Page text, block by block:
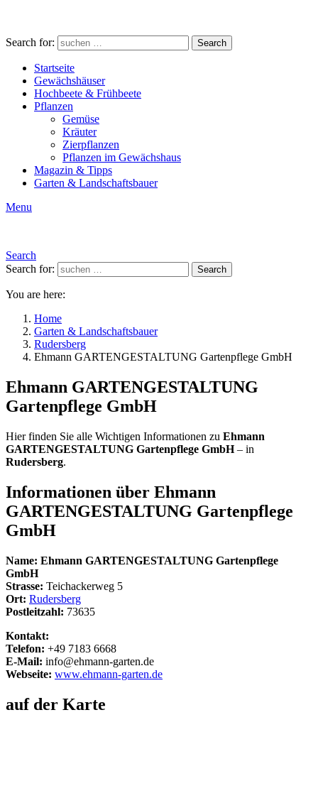
Search for: Search
Startseite
Gewächshäuser
Hochbeete & Frühbeete
Pflanzen
Gemüse
Kräuter
Zierpflanzen
Pflanzen im Gewächshaus
Magazin & Tipps
Garten & Landschaftsbauer
Menu
Search
Search for:
Search
You are here:
Home
Garten & Landschaftsbauer
Rudersberg
Ehmann GARTENGESTALTUNG Gartenpflege GmbH
Ehmann GARTENGESTALTUNG
Gartenpflege GmbH
Hier finden Sie alle Wichtigen Informationen zu Ehmann
GARTENGESTALTUNG Gartenpflege GmbH– in
Rudersberg.
Informationen über Ehmann
GARTENGESTALTUNG Gartenpflege
GmbH
Name: Ehmann GARTENGESTALTUNG Gartenpflege
GmbH
Strasse: Teichackerweg 5
Ort: Rudersberg
Postleitzahl: 73635
Kontakt:
Telefon: +49 7183 6668
E-Mail: info@ehmann-garten.de
Webseite: www.ehmann-garten.de
auf der Karte